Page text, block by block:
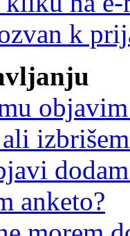
k
anketo?